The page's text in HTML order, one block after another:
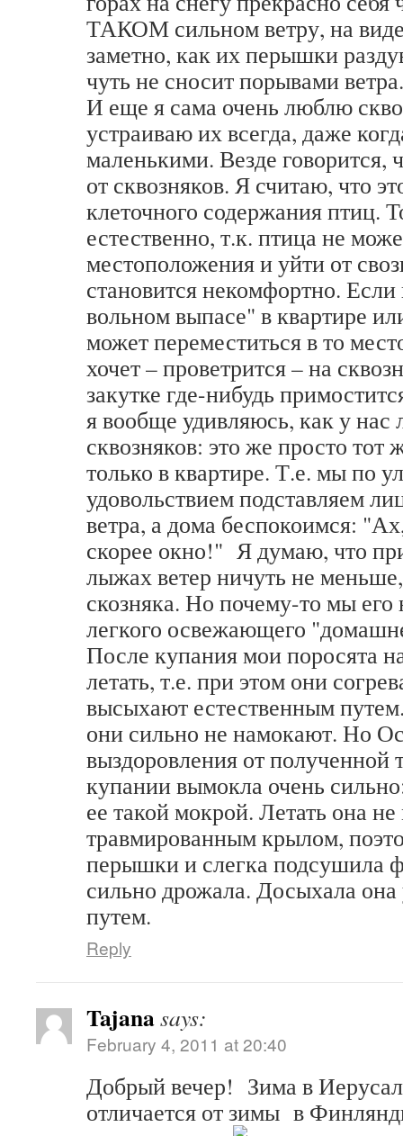
ТАКОМ сильном ветру, на
заметно, как их перышки
чуть не сносит порывами ветра.
И еще я сама очень люблю
устраиваю их всегда, даже
маленькими. Везде говорится,
от сквозняков. Я считаю, что
клеточного содержания птиц.
естественно, т.к. птица не
местоположения и уйти от
становится некомфортно.
вольном выпасе" в квартире
может переместиться в то
хочет – проветрится – на
закутке где-нибудь
я вообще удивляюсь, как у нас
сквозняков: это же просто тот
только в квартире. Т.е. мы по
удовольствием подставляем
ветра, а дома беспокоимся:
скорее окно!" Я думаю, что
лыжах ветер ничуть не
скозняка. Но почему-то мы
легкого освежающего
После купания мои поросята
летать, т.е. при этом они
высыхают естественным
они сильно не намокают. Но
выздоровления от полученной
купании вымокла очень
ее такой мокрой. Летать она
травмированным крылом,
перышки и слегка подсушила
сильно дрожала. Досыхала
путем.
Reply
Tajanasays:
February 4, 2011 at 20:40
Добрый вечер! Зима в
отличается от зимы в